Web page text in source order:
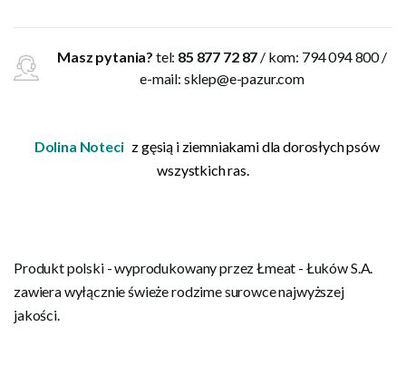
Masz pytania? tel: 85 877 72 87 / kom: 794 094 800 /
e-mail: sklep@e-pazur.com
Dolina Noteci z gęsią i ziemniakami dla dorosłych psów
wszystkich ras.
Produkt polski - wyprodukowany przez Łmeat - Łuków S.A.
zawiera wyłącznie świeże rodzime surowce najwyższej
jakości.